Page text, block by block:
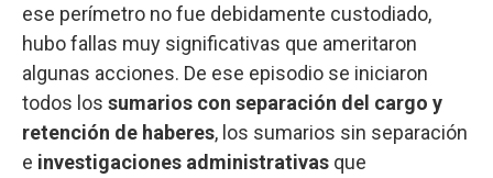
ese perímetro no fue debidamente custodiado,
hubo fallas muy significativas que ameritaron
algunas acciones. De ese episodio se iniciaron
todos los sumarios con separación del cargo y
retención de haberes, los sumarios sin separación
e investigaciones administrativas que